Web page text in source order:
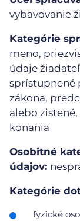
vybavovanie
Kategórie
meno,
údaje
sprístupnené
zákona,
alebo
konania
Osobitné
údajov:
Kategórie
fyzické